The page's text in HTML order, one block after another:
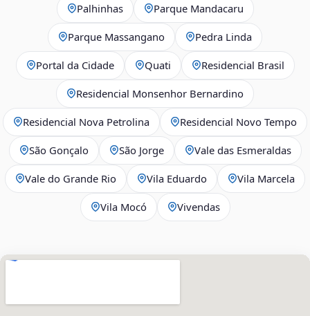
Palhinhas Parque Mandacaru
Parque Massangano Pedra Linda
Portal da Cidade Quati Residencial Brasil
Residencial Monsenhor Bernardino
Residencial Nova Petrolina Residencial Novo Tempo
São Gonçalo São Jorge Vale das Esmeraldas
Vale do Grande Rio Vila Eduardo Vila Marcela
Vila Mocó Vivendas